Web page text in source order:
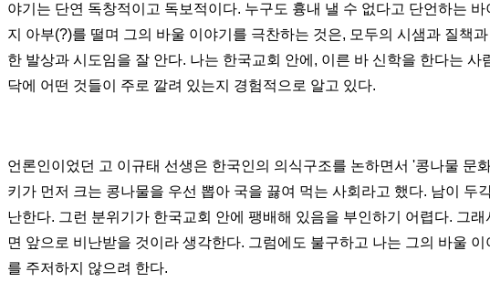
야기는 단연 독창적이고 독보적이다. 누구도 흉내 낼 수 없다고 단언하는 바
지 아부(?)를 떨며 그의 바울 이야기를 극찬하는 것은, 모두의 시샘과 질책과
한 발상과 시도임을 잘 안다. 나는 한국교회 안에 , 이른 바 신학을 한다는 사
닥에 어떤 것들이 주로 깔려 있는지 경험적으로 알고 있다.
언론인이었던 고 이규태 선생은 한국인의 의식구조를 논하면서 '콩나물 문
키가 먼저 크는 콩나물을 우선 뽑아 국을 끓여 먹는 사회라고 했다. 남이 두
난한다. 그런 분위기가 한국교회 안에 팽배해 있음을 부인하기 어렵다. 그래
면 앞으로 비난받을 것이라 생각한다. 그럼에도 불구하고 나는 그의 바울 이
를 주저하지 않으려 한다.